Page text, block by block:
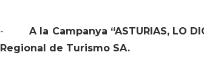
-A la Campanya “ASTURIAS, LO
Regional de Turismo SA.